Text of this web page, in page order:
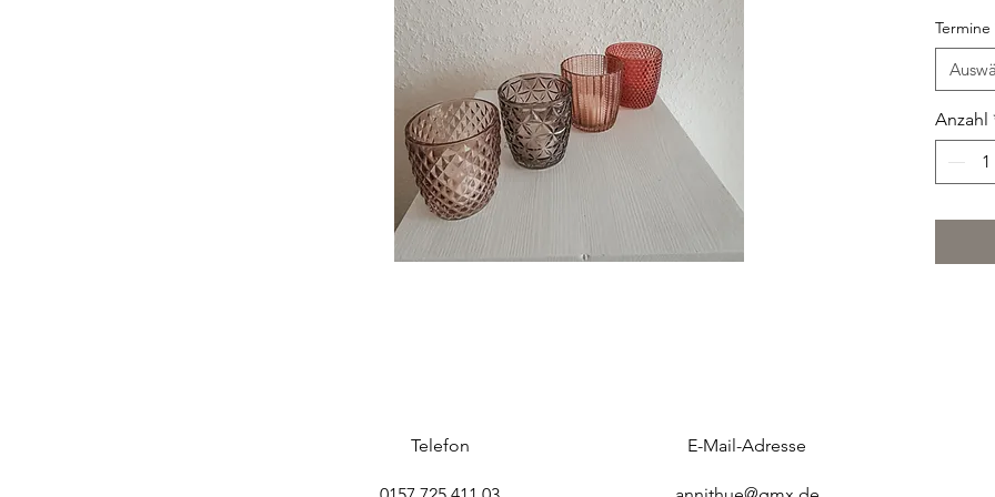
(excl.
Termine
Anzahl
Telefon E-Mail-Adresse